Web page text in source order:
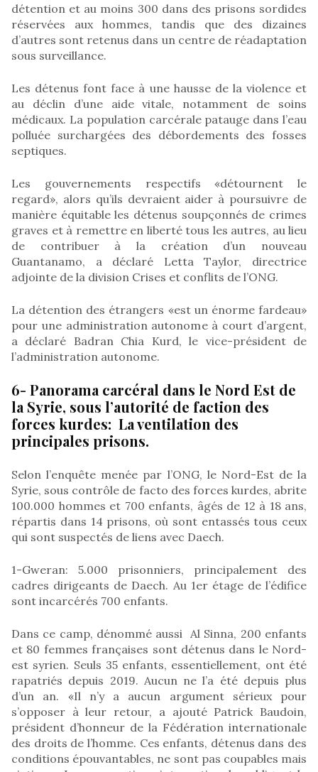
détention et au moins 300 dans des prisons sordides
réservées aux hommes, tandis que des dizaines
d’autres sont retenus dans un centre de réadaptation
sous surveillance.
Les détenus font face à une hausse de la violence et
au déclin d’une aide vitale, notamment de soins
médicaux. La population carcérale patauge dans l’eau
polluée surchargées des débordements des fosses
septiques.
Les gouvernements respectifs «détournent le
regard», alors qu’ils devraient aider à poursuivre de
manière équitable les détenus soupçonnés de crimes
graves et à remettre en liberté tous les autres, au lieu
de contribuer à la création d’un nouveau
Guantanamo, a déclaré Letta Taylor, directrice
adjointe de la division Crises et conflits de l’ONG.
La détention des étrangers «est un énorme fardeau»
pour une administration autonome à court d’argent,
a déclaré Badran Chia Kurd, le vice-président de
l’administration autonome.
6- Panorama carcéral dans le Nord Est de
la Syrie, sous l’autorité de faction des
forces kurdes: La ventilation des
principales prisons.
Selon l’enquête menée par l’ONG, le Nord-Est de la
Syrie, sous contrôle de facto des forces kurdes, abrite
100.000 hommes et 700 enfants, âgés de 12 à 18 ans,
répartis dans 14 prisons, où sont entassés tous ceux
qui sont suspectés de liens avec Daech.
1-Gweran: 5.000 prisonniers, principalement des
cadres dirigeants de Daech. Au 1er étage de l’édifice
sont incarcérés 700 enfants.
Dans ce camp, dénommé aussi Al Sinna, 200 enfants
et 80 femmes françaises sont détenus dans le Nord-
est syrien. Seuls 35 enfants, essentiellement, ont été
rapatriés depuis 2019. Aucun ne l’a été depuis plus
d’un an. «Il n’y a aucun argument sérieux pour
s’opposer à leur retour, a ajouté Patrick Baudoin,
président d’honneur de la Fédération internationale
des droits de l’homme. Ces enfants, détenus dans des
conditions épouvantables, ne sont pas coupables mais